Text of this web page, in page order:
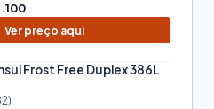
Ver preço aqui
Frost Free Duplex 386L